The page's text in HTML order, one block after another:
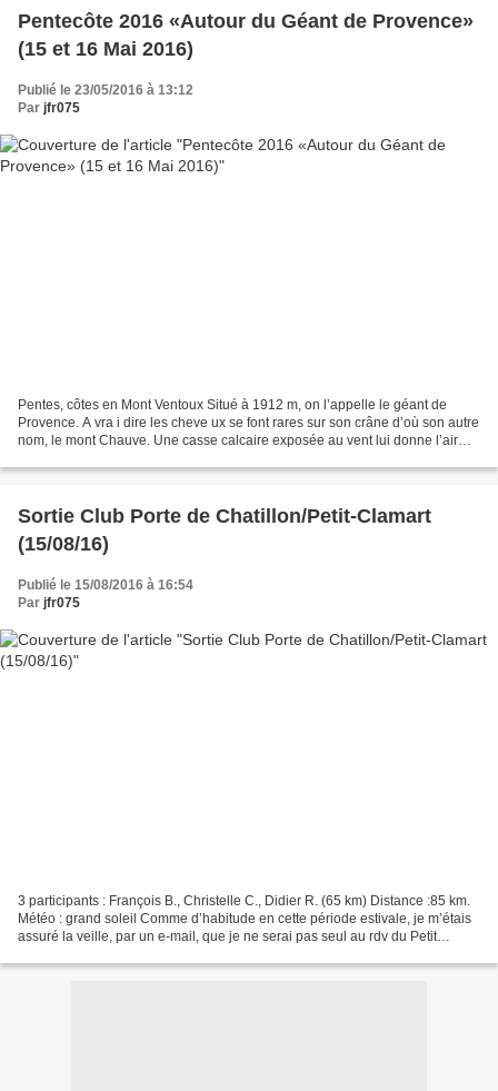
Pentecôte 2016 «Autour du Géant de Provence»
(15 et 16 Mai 2016)
Publié le 23/05/2016 à 13:12
Par jfr075
Pentes, côtes en Mont Ventoux Situé à 1912 m, on l’appelle le géant de
Provence. A vra i dire les cheve ux se font rares sur son crâne d’où son autre
nom, le mont Chauve. Une casse calcaire exposée au vent lui donne l’air
Sortie Club Porte de Chatillon/Petit-Clamart
(15/08/16)
Publié le 15/08/2016 à 16:54
Par jfr075
3 participants : François B., Christelle C., Didier R. (65 km) Distance :85 km.
Météo : grand soleil Comme d’habitude en cette période estivale, je m’étais
assuré la veille, par un e-mail, que je ne serai pas seul au rdv du Petit